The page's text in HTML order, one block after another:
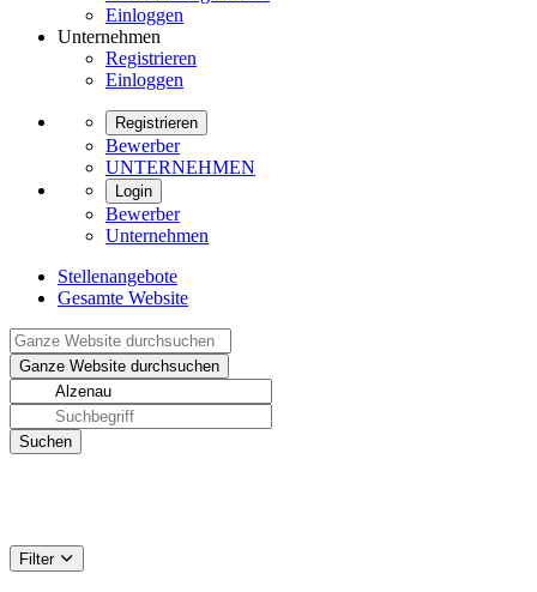
Einloggen
Unternehmen
Registrieren
Einloggen
Registrieren
Bewerber
UNTERNEHMEN
Login
Bewerber
Unternehmen
Stellenangebote
Gesamte Website
Filter